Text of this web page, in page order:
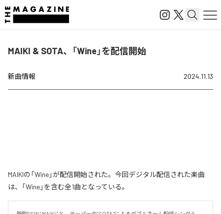
MAIKI & SOTA、「Wine」を配信開始
新曲情報 2024.11.13
MAIKIの「Wine」が配信開始された。今回デジタル配信された楽曲
は、「Wine」を含む全1曲となっている。